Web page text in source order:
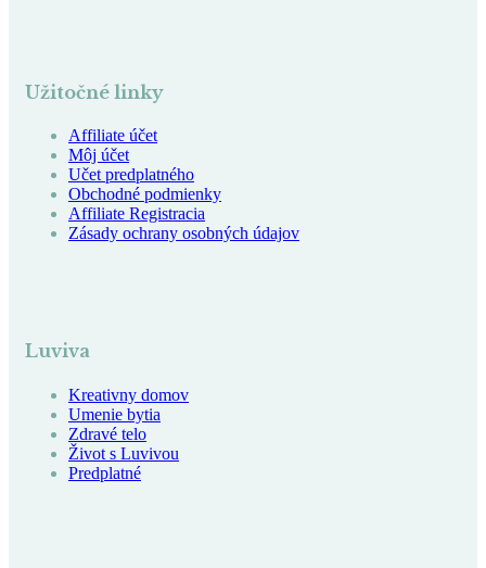
Užitočné linky
Affiliate účet
Môj účet
Učet predplatného
Obchodné podmienky
Affiliate Registracia
Zásady ochrany osobných údajov
Luviva
Kreativny domov
Umenie bytia
Zdravé telo
Život s Luvivou
Predplatné